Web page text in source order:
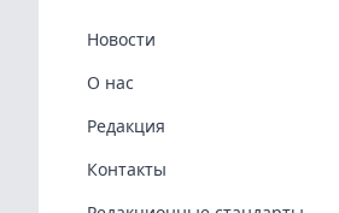
Новости
О нас
Редакция
Контакты